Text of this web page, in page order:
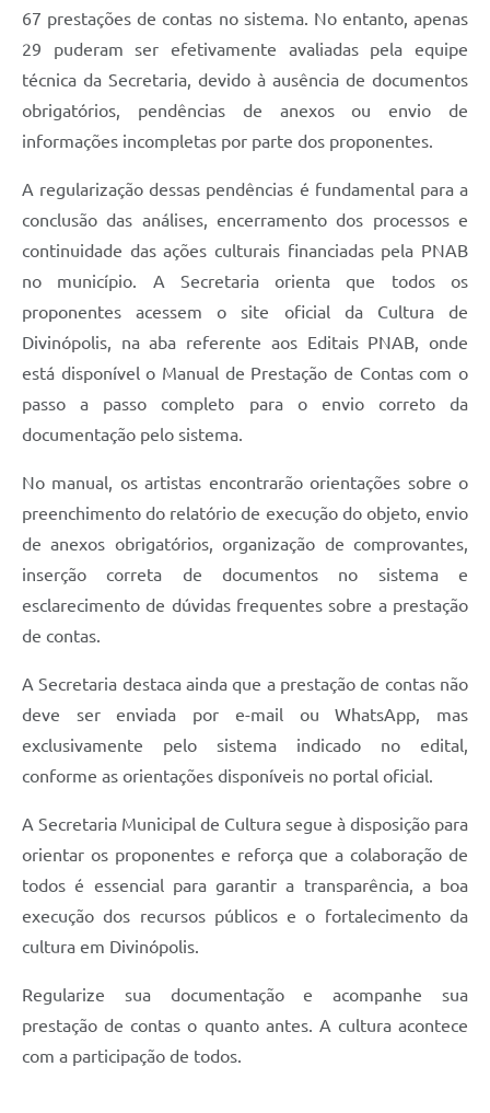
67 prestações de contas no sistema. No entanto, apenas
29 puderam ser efetivamente avaliadas pela equipe
técnica da Secretaria, devido à ausência de documentos
obrigatórios, pendências de anexos ou envio de
informações incompletas por parte dos proponentes.
A regularização dessas pendências é fundamental para a
conclusão das análises, encerramento dos processos e
continuidade das ações culturais financiadas pela PNAB
no município. A Secretaria orienta que todos os
proponentes acessem o site oficial da Cultura de
Divinópolis, na aba referente aos Editais PNAB, onde
está disponível o Manual de Prestação de Contas com o
passo a passo completo para o envio correto da
documentação pelo sistema.
No manual, os artistas encontrarão orientações sobre o
preenchimento do relatório de execução do objeto, envio
de anexos obrigatórios, organização de comprovantes,
inserção correta de documentos no sistema e
esclarecimento de dúvidas frequentes sobre a prestação
de contas.
A Secretaria destaca ainda que a prestação de contas não
deve ser enviada por e-mail ou WhatsApp, mas
exclusivamente pelo sistema indicado no edital,
conforme as orientações disponíveis no portal oficial.
A Secretaria Municipal de Cultura segue à disposição para
orientar os proponentes e reforça que a colaboração de
todos é essencial para garantir a transparência, a boa
execução dos recursos públicos e o fortalecimento da
cultura em Divinópolis.
Regularize sua documentação e acompanhe sua
prestação de contas o quanto antes. A cultura acontece
com a participação de todos.